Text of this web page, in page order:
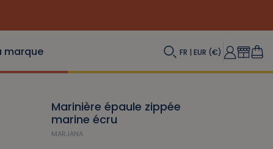
marque FR | EUR (€)
Marinière épaule zippée
marine écru
MARJANA